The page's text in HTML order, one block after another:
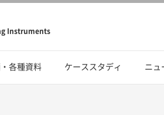
Instruments
各種資料 ケーススタディ ニュ